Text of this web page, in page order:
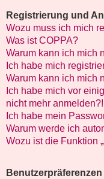
Registrierung und
Wozu muss ich mich
Was ist COPPA?
Warum kann ich mich
Ich habe mich
Warum kann ich mich
Ich habe mich vor
nicht mehr anmelden?!
Ich habe mein
Warum werde ich
Wozu ist die Funktion